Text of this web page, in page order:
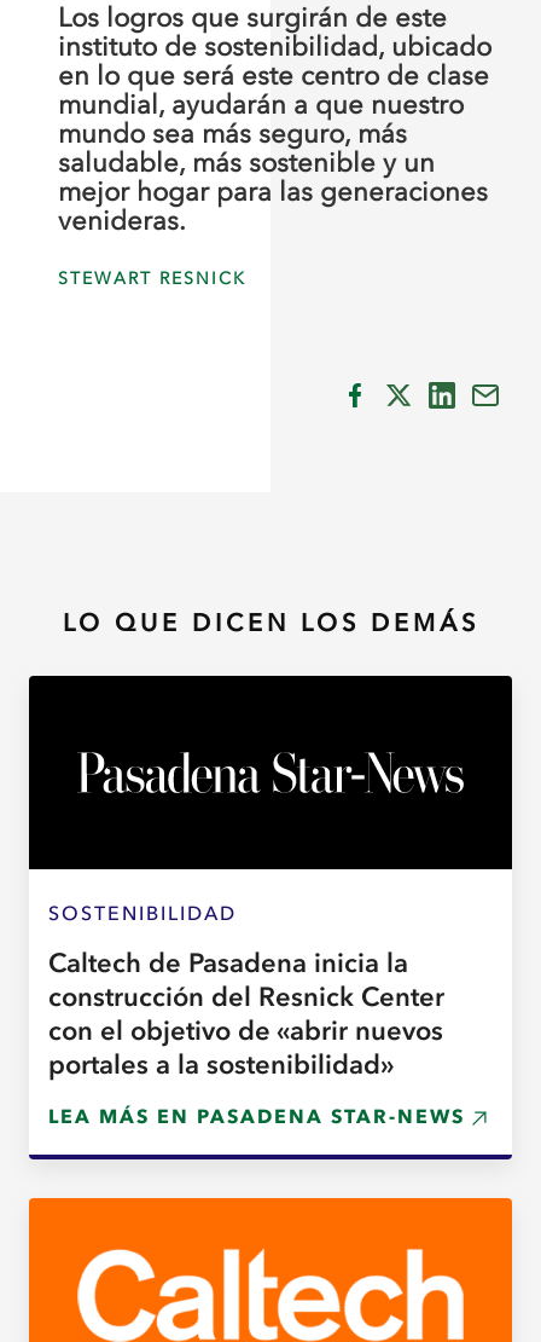
Los logros que surgirán de este
instituto de sostenibilidad, ubicado
en lo que será este centro de clase
mundial, ayudarán a que nuestro
mundo sea más seguro, más
saludable, más sostenible y un
mejor hogar para las generaciones
venideras.
STEWART RESNICK
LO QUE DICEN LOS DEMÁS
SOSTENIBILIDAD
Caltech de Pasadena inicia la
construcción del Resnick Center
con el objetivo de «abrir nuevos
portales a la sostenibilidad»
LEA MÁS EN PASADENA STAR-NEWS